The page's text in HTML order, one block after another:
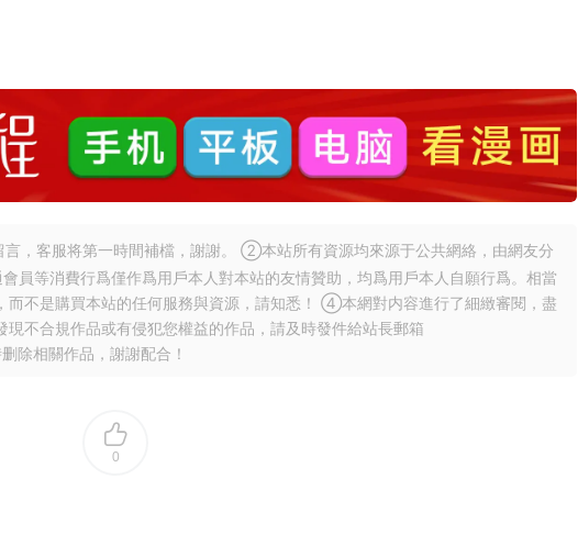
，客服将第一時間補檔，謝謝。 ②本站所有資源均來源于公共網絡，由網友分
等消費行爲僅作爲用戶本人對本站的友情贊助，均爲用戶本人自願行爲。相當
而不是購買本站的任何服務與資源，請知悉！ ④本網對内容進行了細緻審閱，盡
不合規作品或有侵犯您權益的作品，請及時發件給站長郵箱
除相關作品，謝謝配合！
0